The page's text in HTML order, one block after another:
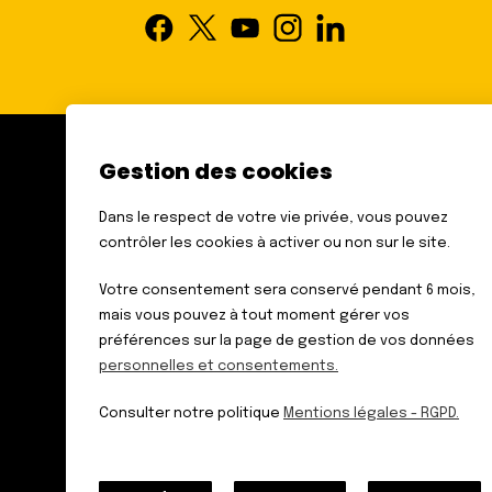
FÉDÉRATION DES AVEUGLES
6 RUE GAGER GABILLOT
75015 PARIS
Données personnelles
Mentions légales – RGPD
Gestion des cookies
Dans le respect de votre vie privée, vous pouvez
contrôler les cookies à activer ou non sur le site.
Votre consentement sera conservé pendant 6 mois,
mais vous pouvez à tout moment gérer vos
préférences sur la page de gestion de vos données
personnelles et consentements.
Consulter notre politique Mentions légales - RGPD.